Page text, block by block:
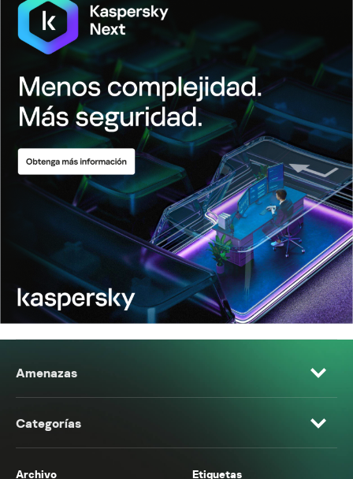
Amenazas
Categorías
Archivo Etiquetas